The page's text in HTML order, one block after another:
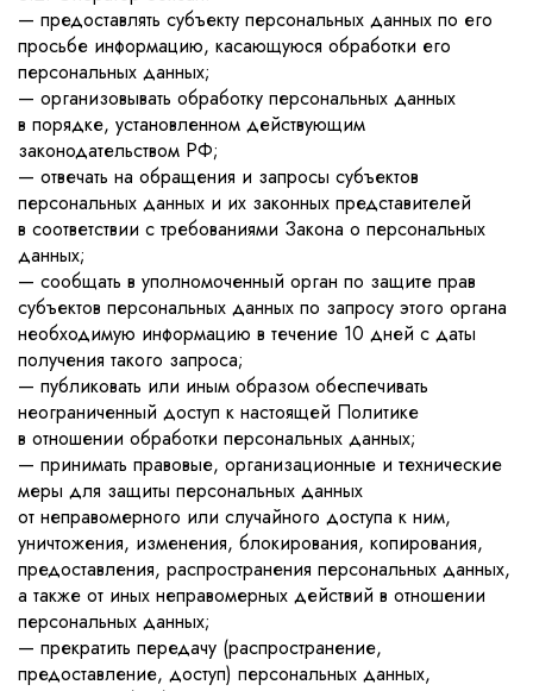
— предоставлять субъекту персональных данных по его
просьбе информацию, касающуюся обработки его
персональных данных;
— организовывать обработку персональных данных
в порядке, установленном действующим
законодательством РФ;
— отвечать на обращения и запросы субъектов
персональных данных и их законных представителей
в соответствии с требованиями Закона о персональных
данных;
— сообщать в уполномоченный орган по защите прав
субъектов персональных данных по запросу этого органа
необходимую информацию в течение 10 дней с даты
получения такого запроса;
— публиковать или иным образом обеспечивать
неограниченный доступ к настоящей Политике
в отношении обработки персональных данных;
— принимать правовые, организационные и технические
меры для защиты персональных данных
от неправомерного или случайного доступа к ним,
уничтожения, изменения, блокирования, копирования,
предоставления, распространения персональных данных,
а также от иных неправомерных действий в отношении
персональных данных;
— прекратить передачу (распространение,
предоставление, доступ) персональных данных,